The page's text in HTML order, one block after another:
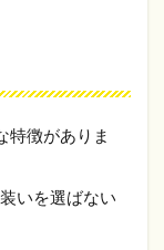
特徴がありま
いを選ばない